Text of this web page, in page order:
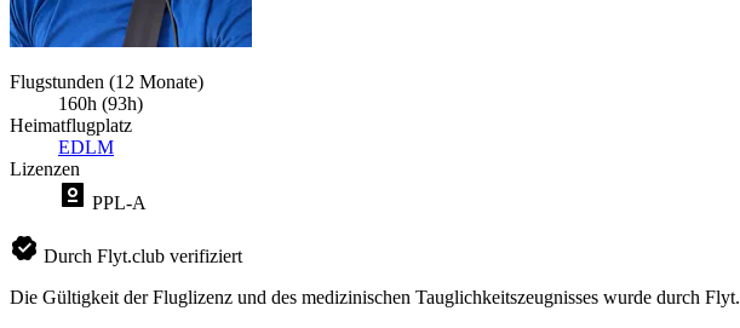
Flugstunden (12 Monate)
160h (93h)
Heimatflugplatz
EDLM
Lizenzen
PPL-A
Durch Flyt.club verifiziert
Die Gültigkeit der Fluglizenz und des medizinischen Tauglichkeitszeugnisses wurde durch